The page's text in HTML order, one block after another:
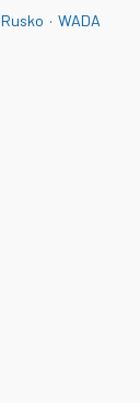
Rusko · WADA